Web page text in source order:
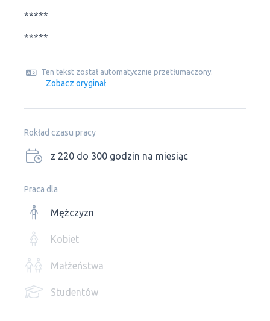
*****
*****
Ten tekst został automatycznie przetłumaczony.
Zobacz oryginał
Rokład czasu pracy
z 220 do 300 godzin na miesiąc
Praca dla
Mężczyzn
Kobiet
Małżeństwa
Studentów